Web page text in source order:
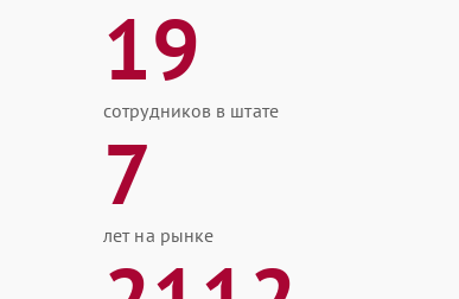
19
сотрудников в штате
7
лет на рынке